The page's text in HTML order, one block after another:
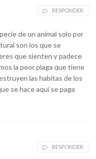
RESPONDER
de un animal solo por
son los que se
que sienten y padece
la peor plaga que tiene
las habitas de los
se hace aquí se paga
RESPONDER